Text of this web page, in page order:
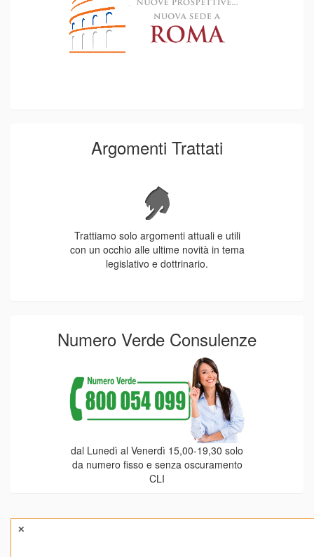
Argomenti Trattati
Trattiamo solo argomenti attuali e utili
con un occhio alle ultime novità in tema
legislativo e dottrinario.
Numero Verde Consulenze
dal Lunedì al Venerdì 15,00-19,30 solo
da numero fisso e senza oscuramento
CLI